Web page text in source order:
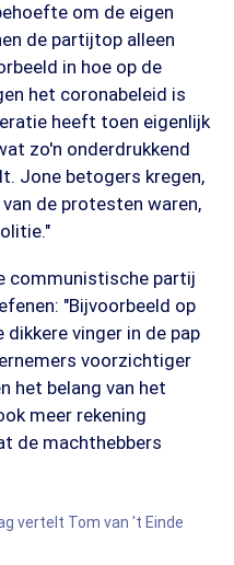
om de eigen
de partijtop alleen
in hoe op de
het coronabeleid is
heeft toen eigenlijk
zo'n onderdrukkend
Jone betogers kregen,
de protesten waren,
communistische partij
"Bijvoorbeeld op
vinger in de pap
voorzichtiger
het belang van het
meer rekening
de machthebbers
vertelt Tom van 't Einde